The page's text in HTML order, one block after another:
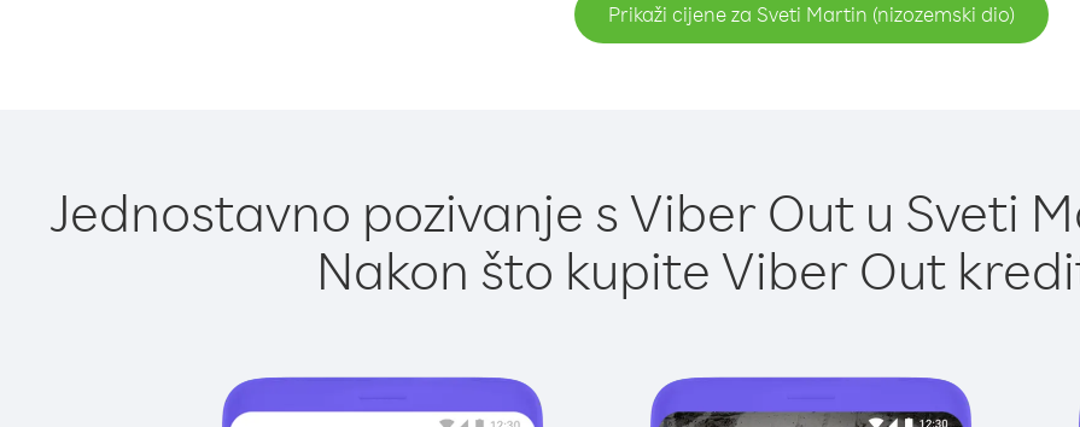
Prikaži cijene za Sveti Martin (nizozemski dio)
Jednostavno pozivanje s Viber Out u Sveti
Nakon što kupite Viber Out